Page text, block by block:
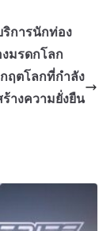
ริการนักท่อง
มรดกโลก
กฤตโลกที่กำลัง
างความยั่งยืน